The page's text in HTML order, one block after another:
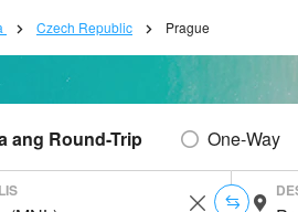
Czech Republic Prague
ang Round-Trip One-Way